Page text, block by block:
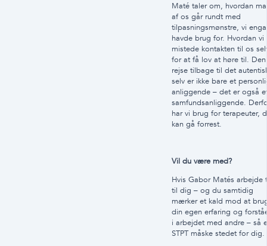
Maté taler om, hvordan
af os går rundt med
tilpasningsmønstre, vi
havde brug for. Hvordan vi
mistede kontakten til os
for at få lov at høre til. Den
rejse tilbage til det
selv er ikke bare et
anliggende – det er også
samfundsanliggende.
har vi brug for terapeuter,
kan gå forrest.
Vil du være med?
Hvis Gabor Matés arbejde
til dig – og du samtidig
mærker et kald mod at
din egen erfaring og
i arbejdet med andre – så
STPT måske stedet for dig.